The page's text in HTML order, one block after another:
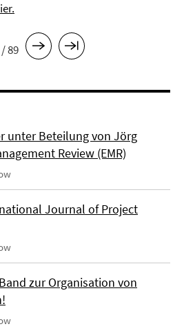
89
unter Beteilung von Jörg
Review (EMR)
Journal of Project
zur Organisation von